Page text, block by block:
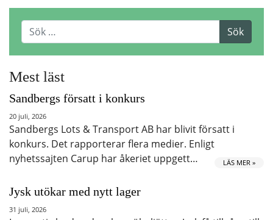
Mest läst
Sandbergs försatt i konkurs
20 juli, 2026
Sandbergs Lots & Transport AB har blivit försatt i
konkurs. Det rapporterar flera medier. Enligt
nyhetssajten Carup har åkeriet uppgett…
LÄS MER »
Jysk utökar med nytt lager
31 juli, 2026